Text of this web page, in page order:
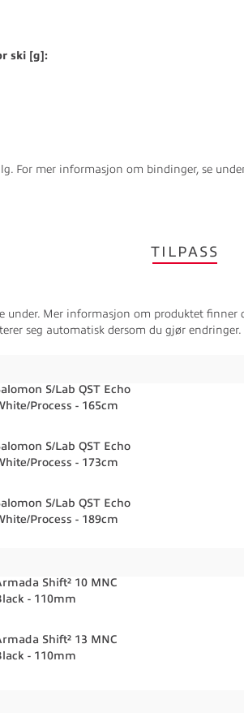
ski [g]:
For mer informasjon om bindinger, se
TILPASS
Mer informasjon om produktet
seg automatisk dersom du gjør endringer.
S/Lab QST Echo
Process - 165cm
S/Lab QST Echo
Process - 173cm
S/Lab QST Echo
Process - 189cm
Shift² 10 MNC
- 110mm
Shift² 13 MNC
- 110mm